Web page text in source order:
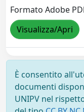
Formato Adobe
Visualizza/Apri
È consentito
documenti
UNIPV nel